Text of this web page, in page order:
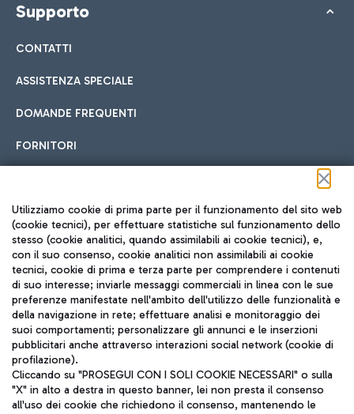
Supporto
CONTATTI
ASSISTENZA SPECIALE
DOMANDE FREQUENTI
FORNITORI
Seguici sui social
TRAVEL JOURNAL
ITA
Utilizziamo cookie di prima parte per il funzionamento del sito web
(cookie tecnici), per effettuare statistiche sul funzionamento dello
stesso (cookie analitici, quando assimilabili ai cookie tecnici), e,
con il suo consenso, cookie analitici non assimilabili ai cookie
tecnici, cookie di prima e terza parte per comprendere i contenuti
di suo interesse; inviarle messaggi commerciali in linea con le sue
preferenze manifestate nell'ambito dell'utilizzo delle funzionalità e
della navigazione in rete; effettuare analisi e monitoraggio dei
suoi comportamenti; personalizzare gli annunci e le inserzioni
pubblicitari anche attraverso interazioni social network (cookie di
profilazione).
Cliccando su "PROSEGUI CON I SOLI COOKIE NECESSARI" o sulla
"X" in alto a destra in questo banner, lei non presta il consenso
all'uso dei cookie che richiedono il consenso, mantenendo le